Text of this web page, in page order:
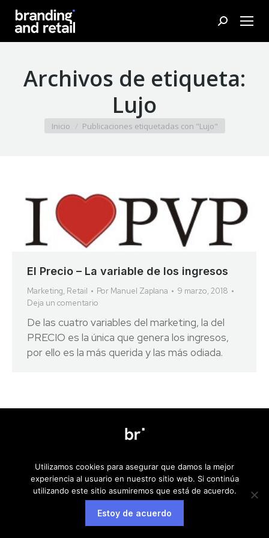
Buscar:
Archivos de etiqueta:
Lujo
Estás aquí:
Inicio Publicaciones etiquetadas con "Lujo"
El Precio – La variable de los ingresos
Marketing, Retail Por Manuel Zaplana
9 marzo, 2018
Deja un comentario
De las cuatro variables del marketing, la del
PRECIO es la única que genera los ingresos,
por ello es la más querida y las más odiada.
Utilizamos cookies para asegurar que damos la mejor
experiencia al usuario en nuestro sitio web. Si continúa
utilizando este sitio asumiremos que está de acuerdo.
Estoy de acuerdo